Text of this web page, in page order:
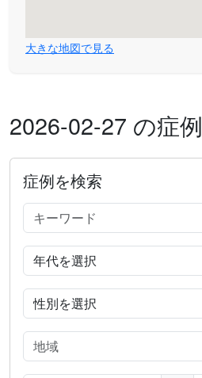
大きな地図で見る
2026-02-27 の症例
症例を検索